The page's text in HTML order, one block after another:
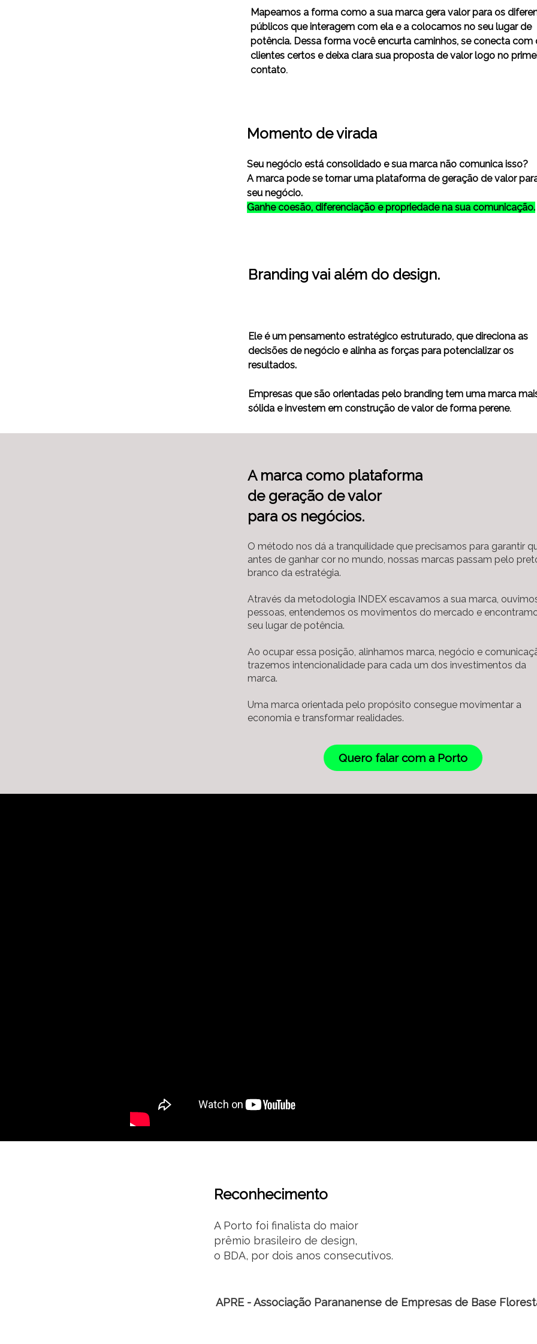
Mapeamos a forma como a sua marca gera valor para os
públicos que interagem com ela e a colocamos no seu lugar de
potência. Dessa forma você encurta caminhos, se conecta com
clientes certos e deixa clara sua proposta de valor logo no
contato.
Momento de virada
Seu negócio está consolidado e sua marca não comunica isso?
A marca pode se tornar uma plataforma de geração de valor
seu negócio.
Ganhe coesão, diferenciação e propriedade na sua comunicação.
Branding vai além do design.
Ele é um pensamento estratégico estruturado, que direciona as
decisões de negócio e alinha as forças para potencializar os
resultados.
Empresas que são orientadas pelo branding tem uma marca
sólida e investem em construção de valor de forma perene.
A marca como plataforma
de geração de valor
para os negócios.
O método nos dá a tranquilidade que precisamos para garantir
antes de ganhar cor no mundo, nossas marcas passam pelo
branco da estratégia.
Através da metodologia INDEX escavamos a sua marca,
pessoas, entendemos os movimentos do mercado e
seu lugar de potência.
Ao ocupar essa posição, alinhamos marca, negócio e
trazemos intencionalidade para cada um dos investimentos da
marca.
Uma marca orientada pelo propósito consegue movimentar a
economia e transformar realidades.
Quero falar com a Porto
Reconhecimento
A Porto foi finalista do maior
prêmio brasileiro de design,
o BDA, por dois anos consecutivos.
APRE - Associação Parananense de Empresas de Base